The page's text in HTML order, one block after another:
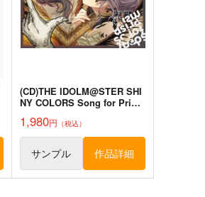
(CD)THE IDOLM@STER SHI
NY COLORS Song for Prism
1,980円 （税込）
サンプル 作品詳細